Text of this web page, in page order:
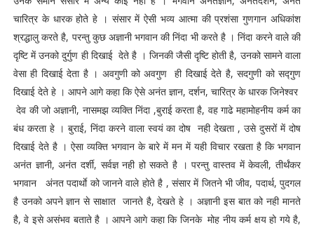
चारित्र के धारक होते हे । संसार में ऐसी भव्य आत्मा की प्रशंसा गुणगान अधिकांश
श्रद्धालु करते है, परन्तु कुछ अज्ञानी भगवान की निंदा भी करते है । निंदा करने वाले की
दृष्टि में उनको दुर्गुण ही दिखाई देते है । जिनकी जैसी दृष्टि होती है, उनको सामने वाला
वेसा ही दिखाई देता है । अवगुणी को अवगुण ही दिखाई देते है, सदगुणी को सद्गुण
दिखाई देते हे । आपने आगे कहा कि ऐसे अनंत ज्ञान, दर्शन, चारित्र के धारक जिनेश्वर
देव की जो अज्ञानी, नासमझ व्यक्ति निंदा ,बुराई करता है, वह गाढे महामोहनीय कर्म का
बंध करता हे । बुराई, निंदा करने वाला स्वयं का दोष नही देखता , उसे दुसरों में दोष
दिखाई देते है । ऐसा व्यक्ति भगवान के बारे में मन में यही विचार रखता है कि भगवान
अनंत ज्ञानी, अनंत दर्शी, सर्वज्ञ नही हो सकते है । परन्तु वास्तव में केवली, तीर्थंकर
भगवान अंनत पदार्थाे को जानने वाले होते है , संसार में जितने भी जीव, पदार्थ, पुदगल
है उनको अपने ज्ञान से साक्षात जानते है, देखते हे । अज्ञानी इस बात को नही मानते
है, वे इसे असंभव बताते है । आपने आगे कहा कि जिनके मोह नीय कर्म क्षय हो गये है,